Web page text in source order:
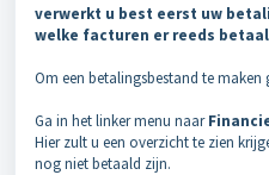
verwerkt u best eerst uw
welke facturen er reeds
Om een betalingsbestand te maken
Ga in het linker menu naar
Hier zult u een overzicht te zien
nog niet betaald zijn.